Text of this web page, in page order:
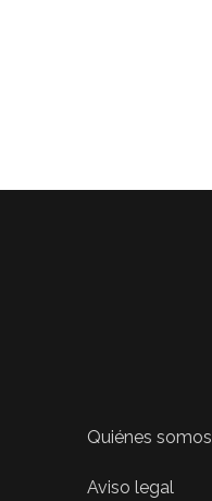
Quiénes somos
Aviso legal